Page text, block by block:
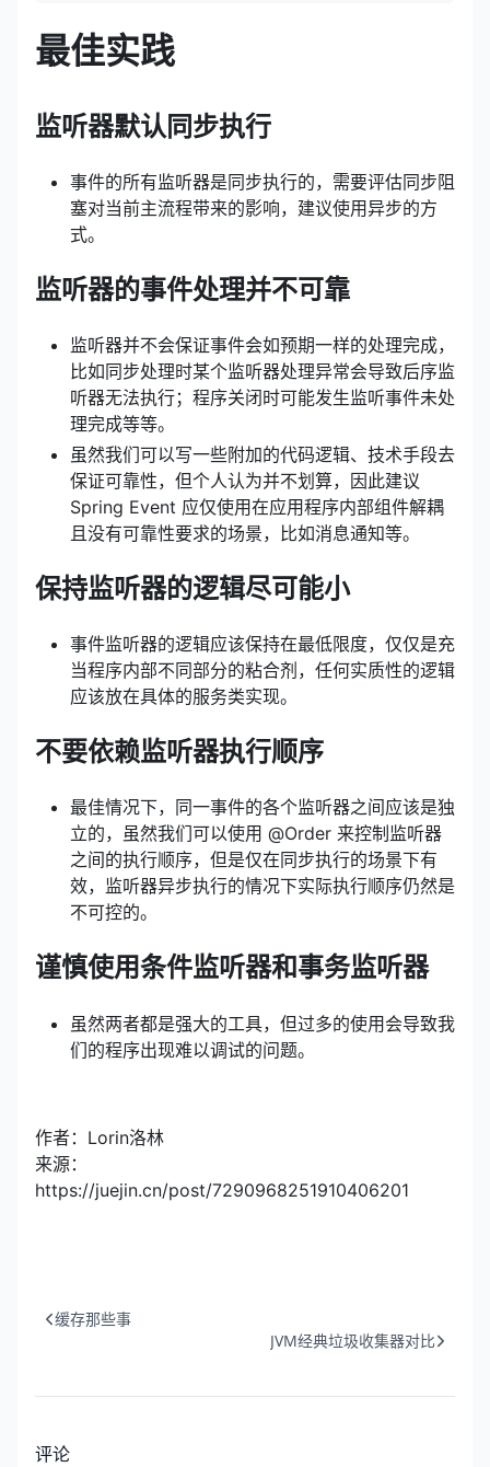
最佳实践
监听器默认同步执行
事件的所有监听器是同步执行的，需要评估同步阻
塞对当前主流程带来的影响，建议使用异步的方
式。
监听器的事件处理并不可靠
监听器并不会保证事件会如预期一样的处理完成，
比如同步处理时某个监听器处理异常会导致后序监
听器无法执行；程序关闭时可能发生监听事件未处
理完成等等。
虽然我们可以写一些附加的代码逻辑、技术手段去
保证可靠性，但个人认为并不划算，因此建议
Spring Event 应仅使用在应用程序内部组件解耦
且没有可靠性要求的场景，比如消息通知等。
保持监听器的逻辑尽可能小
事件监听器的逻辑应该保持在最低限度，仅仅是充
当程序内部不同部分的粘合剂，任何实质性的逻辑
应该放在具体的服务类实现。
不要依赖监听器执行顺序
最佳情况下，同一事件的各个监听器之间应该是独
立的，虽然我们可以使用 @Order 来控制监听器
之间的执行顺序，但是仅在同步执行的场景下有
效，监听器异步执行的情况下实际执行顺序仍然是
不可控的。
谨慎使用条件监听器和事务监听器
虽然两者都是强大的工具，但过多的使用会导致我
们的程序出现难以调试的问题。
作者：Lorin洛林
来源：
https://juejin.cn/post/7290968251910406201
缓存那些事
JVM经典垃圾收集器对比
评论